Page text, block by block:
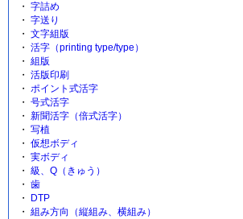
字詰め
字送り
文字組版
活字（printing type/type）
組版
活版印刷
ポイント式活字
号式活字
新聞活字（倍式活字）
写植
仮想ボディ
実ボディ
級、Q（きゅう）
歯
DTP
組み方向（縦組み、横組み）